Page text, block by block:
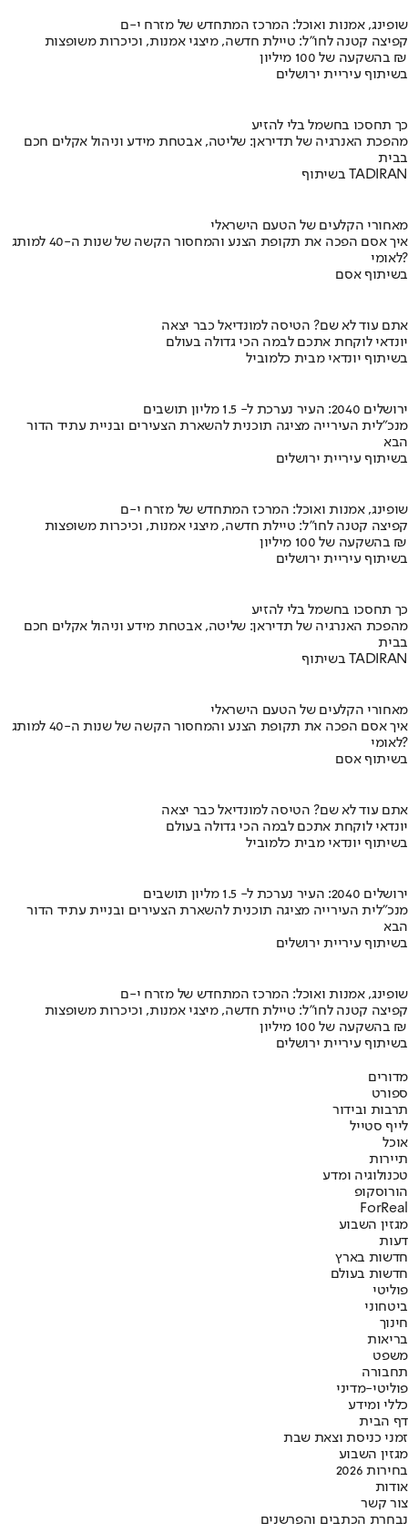
שופינג, אמנות ואוכל: המרכז המתחדש של מזרח י-ם
קפיצה קטנה לחו"ל: טיילת חדשה, מיצגי אמנות, וכיכרות משופצות
בהשקעה של 100 מיליון ₪
בשיתוף עיריית ירושלים
כך תחסכו בחשמל בלי להזיע
מהפכת האנרגיה של תדיראן: שליטה, אבטחת מידע וניהול אקלים חכם
בבית
בשיתוף TADIRAN
מאחורי הקלעים של הטעם הישראלי
איך אסם הפכה את תקופת הצנע והמחסור הקשה של שנות ה-40 למותג
לאומי?
בשיתוף אסם
אתם עוד לא שם? הטיסה למונדיאל כבר יצאה
יונדאי לוקחת אתכם לבמה הכי גדולה בעולם
בשיתוף יונדאי מבית כלמוביל
ירושלים 2040: העיר נערכת ל- 1.5 מליון תושבים
מנכ"לית העירייה מציגה תוכנית להשארת הצעירים ובניית עתיד הדור
הבא
בשיתוף עיריית ירושלים
שופינג, אמנות ואוכל: המרכז המתחדש של מזרח י-ם
קפיצה קטנה לחו"ל: טיילת חדשה, מיצגי אמנות, וכיכרות משופצות
בהשקעה של 100 מיליון ₪
בשיתוף עיריית ירושלים
כך תחסכו בחשמל בלי להזיע
מהפכת האנרגיה של תדיראן: שליטה, אבטחת מידע וניהול אקלים חכם
בבית
בשיתוף TADIRAN
מאחורי הקלעים של הטעם הישראלי
איך אסם הפכה את תקופת הצנע והמחסור הקשה של שנות ה-40 למותג
לאומי?
בשיתוף אסם
אתם עוד לא שם? הטיסה למונדיאל כבר יצאה
יונדאי לוקחת אתכם לבמה הכי גדולה בעולם
בשיתוף יונדאי מבית כלמוביל
ירושלים 2040: העיר נערכת ל- 1.5 מליון תושבים
מנכ"לית העירייה מציגה תוכנית להשארת הצעירים ובניית עתיד הדור
הבא
בשיתוף עיריית ירושלים
שופינג, אמנות ואוכל: המרכז המתחדש של מזרח י-ם
קפיצה קטנה לחו"ל: טיילת חדשה, מיצגי אמנות, וכיכרות משופצות
בהשקעה של 100 מיליון ₪
בשיתוף עיריית ירושלים
מדורים
ספורט
תרבות ובידור
לייף סטייל
אוכל
תיירות
טכנולוגיה ומדע
הורוסקופ
ForReal
מגזין השבוע
דעות
חדשות בארץ
חדשות בעולם
פוליטי
ביטחוני
חינוך
בריאות
משפט
תחבורה
פוליטי-מדיני
כללי ומידע
דף הבית
זמני כניסת וצאת שבת
מגזין השבוע
בחירות 2026
אודות
צור קשר
נבחרת הכתבים והפרשנים